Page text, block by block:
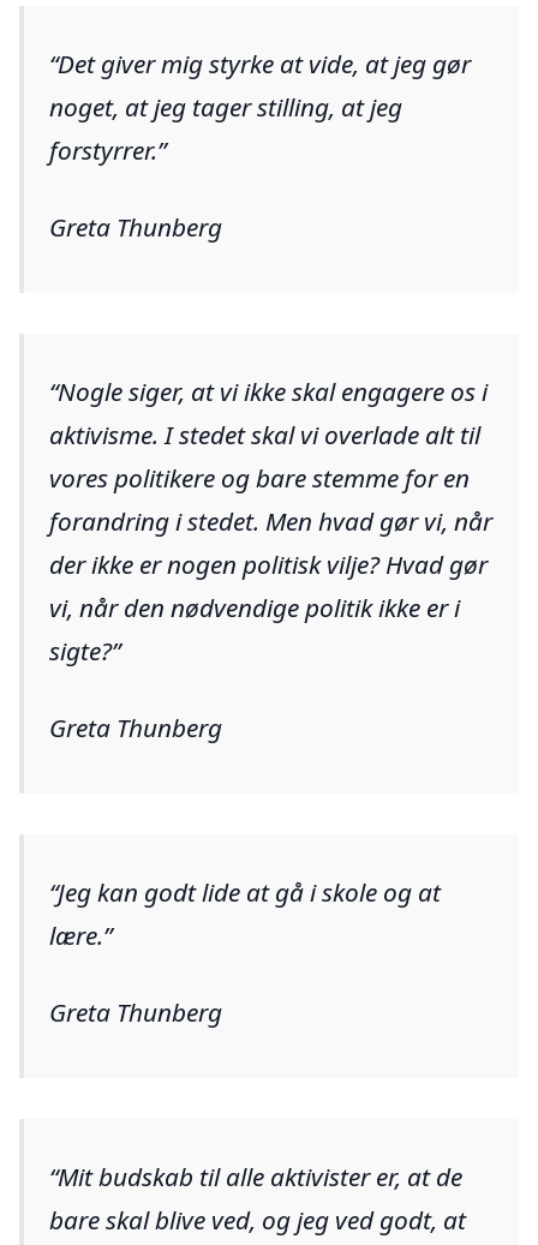
Det giver mig styrke at vide, at jeg gør
noget, at jeg tager stilling, at jeg
forstyrrer.
Greta Thunberg
Nogle siger, at vi ikke skal engagere os i
aktivisme. I stedet skal vi overlade alt til
vores politikere og bare stemme for en
forandring i stedet. Men hvad gør vi, når
der ikke er nogen politisk vilje? Hvad gør
vi, når den nødvendige politik ikke er i
sigte?
Greta Thunberg
Jeg kan godt lide at gå i skole og at
lære.
Greta Thunberg
Mit budskab til alle aktivister er, at de
bare skal blive ved, og jeg ved godt, at